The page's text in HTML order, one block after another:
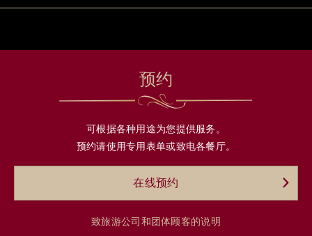
预约
可根据各种用途为您提供服务。
预约请使用专用表单或致电各餐厅。
在线预约
致旅游公司和团体顾客的说明